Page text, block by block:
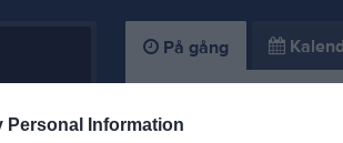
Personal Information
På gång